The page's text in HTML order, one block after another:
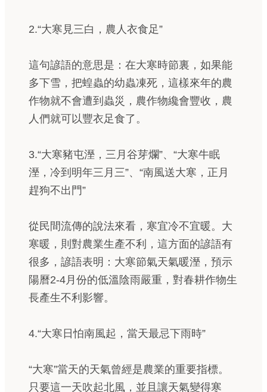
2.“大寒見三白，農人衣食足”
這句諺語的意思是：在大寒時節裏，如果能
多下雪，把蝗蟲的幼蟲凍死，這樣來年的農
作物就不會遭到蟲災，農作物纔會豐收，農
人們就可以豐衣足食了。
3.“大寒豬屯溼，三月谷芽爛”、“大寒牛眠
溼，冷到明年三月三”、“南風送大寒，正月
趕狗不出門”
從民間流傳的說法來看，寒宜冷不宜暖。大
寒暖，則對農業生產不利，這方面的諺語有
很多，諺語表明：大寒節氣天氣暖溼，預示
陽曆2-4月份的低溫陰雨嚴重，對春耕作物生
長產生不利影響。
4.“大寒日怕南風起，當天最忌下雨時”
“大寒”當天的天氣曾經是農業的重要指標。
只要這一天吹起北風，並且讓天氣變得寒